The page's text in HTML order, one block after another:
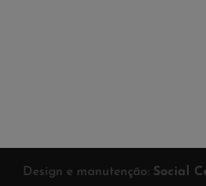
Design e manutenção: Social